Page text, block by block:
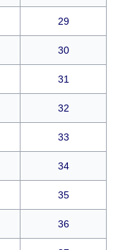
29
30
31
32
33
34
35
36